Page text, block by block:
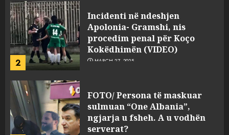
3
FOTO/ Persona të maskuar
sulmuan “One Albania”,
ngjarja u fsheh. A u vodhën
serverat?
MARCH 25, 2025
Prokuroria jep pretencën, ja
çfarë dënimi kërkon për
Mariela dhe Antonela
Berishën